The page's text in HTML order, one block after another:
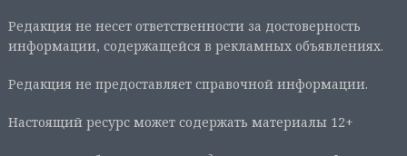
Редакция не несет ответственности за достоверность
информации, содержащейся в рекламных объявлениях.
Редакция не предоставляет справочной информации.
Настоящий ресурс может содержать материалы 12+